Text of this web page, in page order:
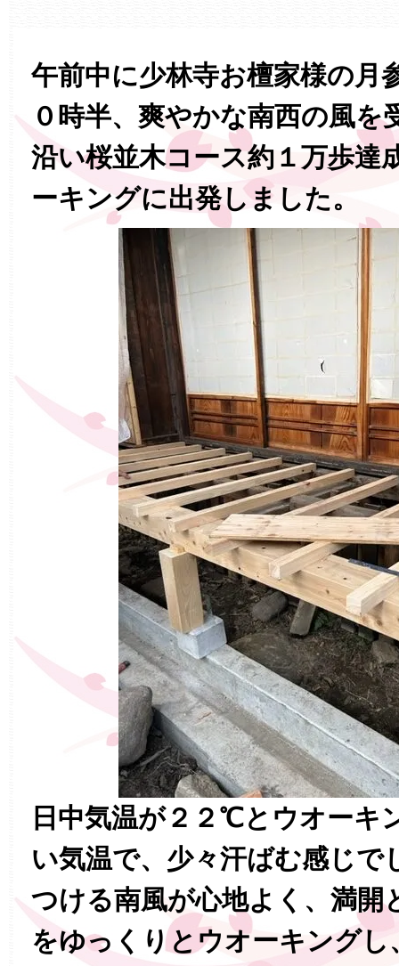
午前中に少林寺お檀家様の月
０時半、爽やかな南西の風を
沿い桜並木コース約１万歩達
ーキングに出発しました。
日中気温が２２℃とウオーキ
い気温で、少々汗ばむ感じで
つける南風が心地よく、満開
をゆっくりとウオーキングし